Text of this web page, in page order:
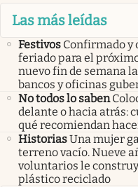
Las más leídas
Festivos Confirmado y
feriado para el
nuevo fin de semana
bancos y oficinas
No todos lo saben
delante o hacia atrás:
qué recomiendan
HistoriasUna mujer
terreno vacío. Nueve
voluntarios le
plástico reciclado